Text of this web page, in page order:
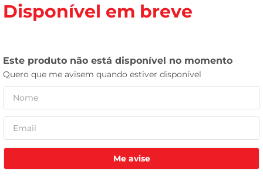
Disponível em breve
Me avise
frango
tv